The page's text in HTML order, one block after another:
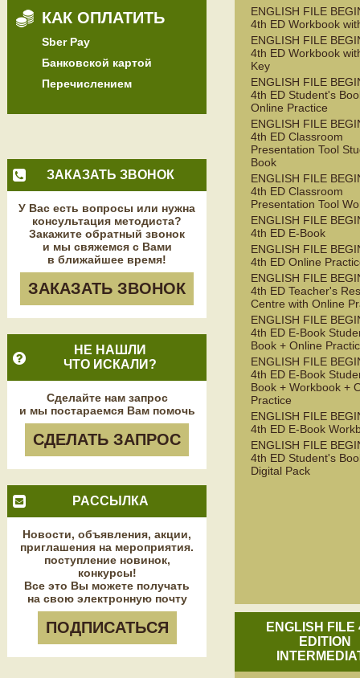
КАК ОПЛАТИТЬ
Sber Pay
Банковской картой
Перечислением
ЗАКАЗАТЬ ЗВОНОК
У Вас есть вопросы или нужна
консультация методиста?
Закажите обратный звонок
и мы свяжемся с Вами
в ближайшее время!
ЗАКАЗАТЬ ЗВОНОК
НЕ НАШЛИ
ЧТО ИСКАЛИ?
Сделайте нам запрос
и мы постараемся Вам помочь
СДЕЛАТЬ ЗАПРОС
РАССЫЛКА
Новости, объявления, акции,
приглашения на мероприятия.
поступление новинок,
конкурсы!
Все это Вы можете получать
на свою электронную почту
ПОДПИСАТЬСЯ
ENGLISH FILE
4th ED Workbook
ENGLISH FILE
4th ED Workbook
Key
ENGLISH FILE
4th ED Student's
Online Practice
ENGLISH FILE
4th ED Classroom
Presentation Tool
Book
ENGLISH FILE
4th ED Classroom
Presentation Tool
ENGLISH FILE
4th ED E-Book
ENGLISH FILE
4th ED Online
ENGLISH FILE
4th ED Teacher's
Centre with Online
ENGLISH FILE
4th ED E-Book
Book + Online
ENGLISH FILE
4th ED E-Book
Book + Workbook +
Practice
ENGLISH FILE
4th ED E-Book
ENGLISH FILE
4th ED Student's
Digital Pack
ENGLISH FILE
EDITION